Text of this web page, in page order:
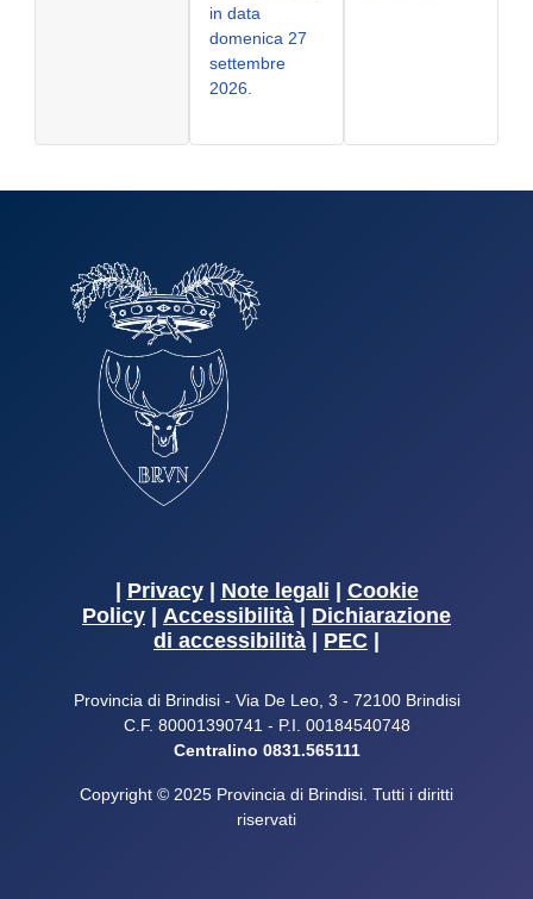
in data
domenica 27
settembre
2026.
Privacy| Note legali
Cookie
Policy
Accessibilità
Dichiarazione
di accessibilità
PEC
Provincia di Brindisi - Via De Leo, 3 - 72100 Brindisi
C.F. 80001390741 - P.I. 00184540748
Centralino 0831.565111
Copyright © 2025 Provincia di Brindisi. Tutti i diritti
riservati